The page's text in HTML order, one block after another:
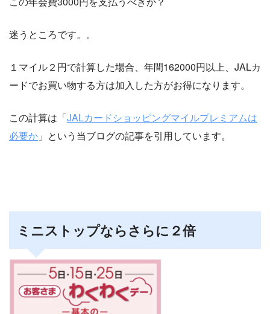
迷うところです。。
１マイル２円で計算した場合、年間162000円以上、JALカ
ードでお買い物する方は加入した方がお得になります。
この計算は「JALカードショッピングマイルプレミアムは
必要か 」という当ブログの記事を引用しています。
ミニストップならさらに２倍